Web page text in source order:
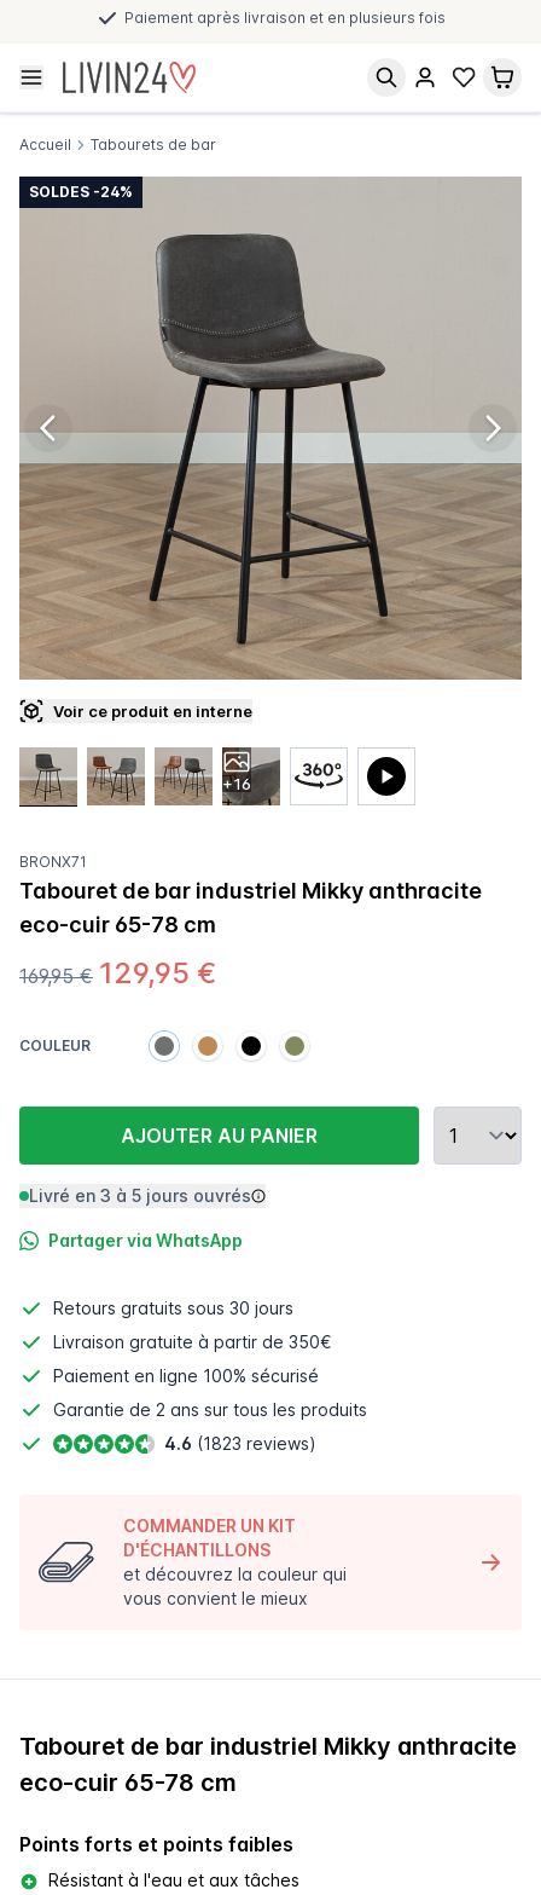
Paiement après livraison et en plusieurs fois
Accueil Tabourets de bar
SOLDES -24%
Voir ce produit en interne
+16
BRONX71
Tabouret de bar industriel Mikky anthracite
eco-cuir 65-78 cm
169,95 € 129,95 €
COULEUR
AJOUTER AU PANIER
Livré en 3 à 5 jours ouvrés
Partager via WhatsApp
Retours gratuits sous 30 jours
Livraison gratuite à partir de 350€
Paiement en ligne 100% sécurisé
Garantie de 2 ans sur tous les produits
4.6 (1823 reviews)
COMMANDER UN KIT
D'ÉCHANTILLONS
et découvrez la couleur qui
vous convient le mieux
Tabouret de bar industriel Mikky anthracite
eco-cuir 65-78 cm
Points forts et points faibles
Résistant à l'eau et aux tâches